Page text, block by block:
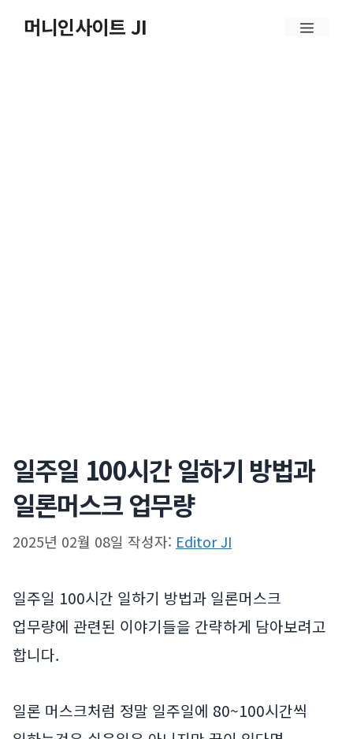
머니인사이트 JI
메
일주일 100시간 일하기 방법과
일론머스크 업무량
2025년 02월 08일 작성자: Editor JI
일주일 100시간 일하기 방법과 일론머스크
업무량에 관련된 이야기들을 간략하게 담아보려고
합니다.
일론 머스크처럼 정말 일주일에 80~100시간씩